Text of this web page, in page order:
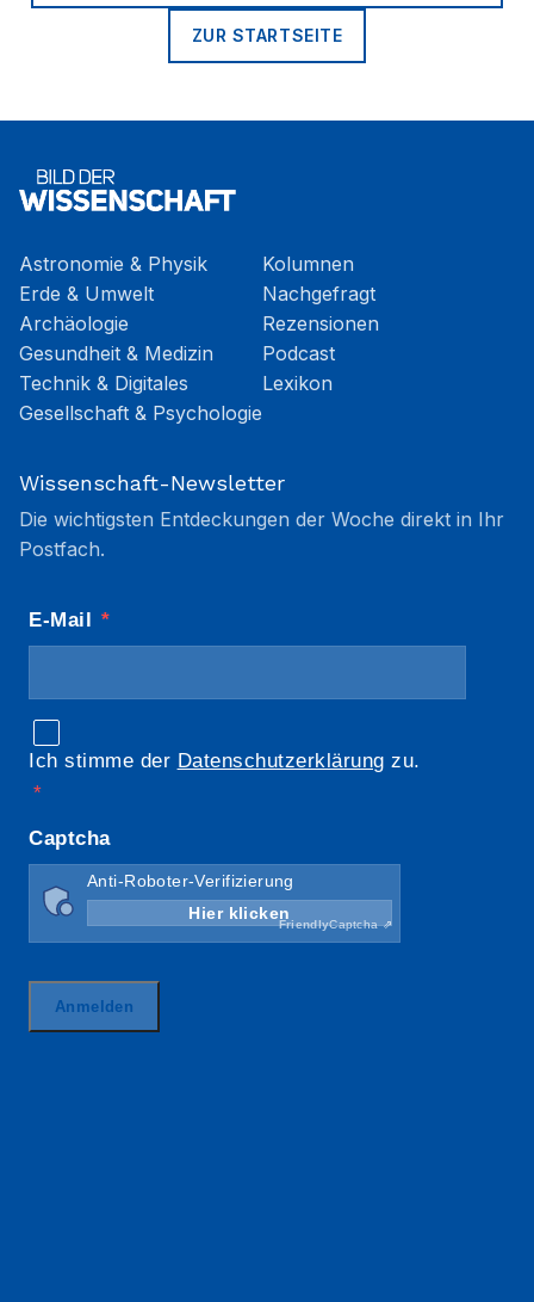
ZUR STARTSEITE
Astronomie & Physik
Erde & Umwelt
Archäologie
Gesundheit & Medizin
Technik & Digitales
Gesellschaft & Psychologie
Kolumnen
Nachgefragt
Rezensionen
Podcast
Lexikon
Wissenschaft-Newsletter
Die wichtigsten Entdeckungen der Woche direkt in Ihr
Postfach.